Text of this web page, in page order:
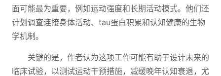
面可能最为重要，例如运动强度和长期活动模式。他们还
计划调查连接身体活动、tau蛋白积累和认知健康的生物
学机制。
关键的是，作者认为这项工作可能有助于设计未来的
临床试验，以测试运动干预措施，减缓晚年认知衰退，尤